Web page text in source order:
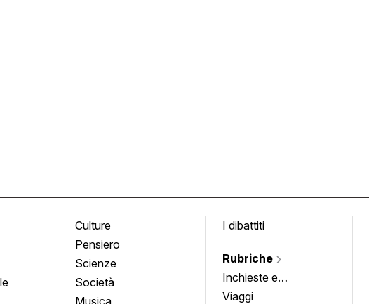
Culture
Pensiero
Scienze
Società
Musica
I dibattiti
Rubriche
Inchieste e
approfondimenti
Viaggi